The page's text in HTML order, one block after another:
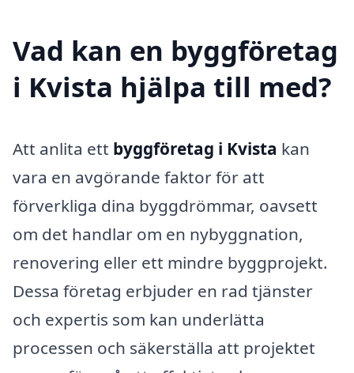
Vad kan en byggföretag
i Kvista hjälpa till med?
Att anlita ett byggföretag i Kvista kan
vara en avgörande faktor för att
förverkliga dina byggdrömmar, oavsett
om det handlar om en nybyggnation,
renovering eller ett mindre byggprojekt.
Dessa företag erbjuder en rad tjänster
och expertis som kan underlätta
processen och säkerställa att projektet